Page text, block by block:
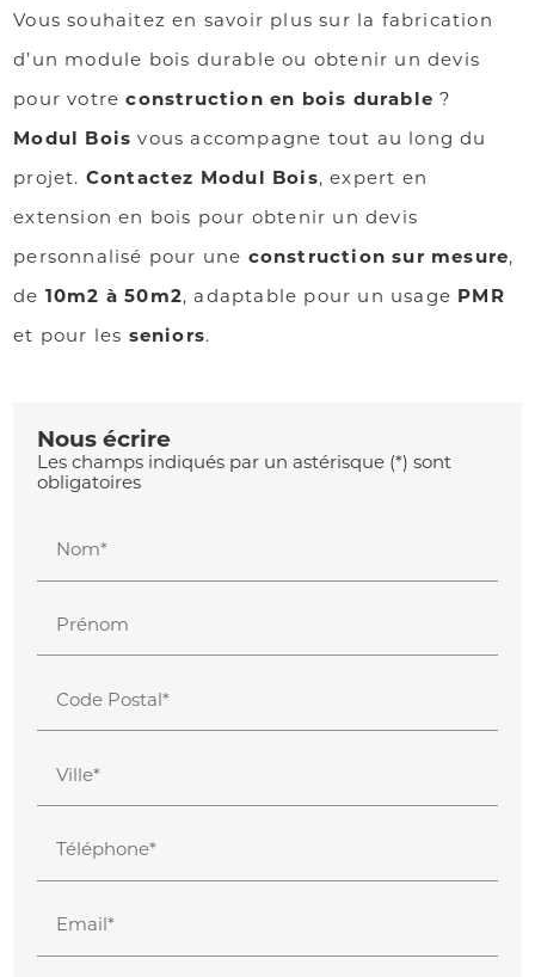
Vous souhaitez en savoir plus sur la fabrication
d’un module bois durable ou obtenir un devis
pour votreconstruction en bois durable ?
Modul Bois vous accompagne tout au long du
projet. Contactez Modul Bois, expert en
extension en bois pour obtenir un devis
personnalisé pour une construction sur mesure,
de 10m2 à 50m2, adaptable pour un usage PMR
et pour les seniors.
Nous écrire
Les champs indiqués par un astérisque (*) sont
obligatoires
Nom*
Prénom
Code Postal*
Ville*
Téléphone*
Email*